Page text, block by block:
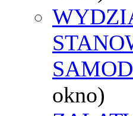
okno)